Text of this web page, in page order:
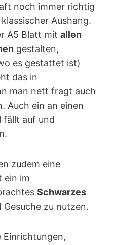
noch immer richtig
Aushang.
A5 Blatt mit allen
gestalten,
es gestattet ist)
das in
man nett fragt auch
Auch ein an einen
fällt auf und
zudem eine
ein im
Schwarzes
zu nutzen.
Einrichtungen,